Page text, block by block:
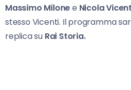
Massimo Milonee Nicola
stesso Vicenti. Il programma
replica su Rai Storia.